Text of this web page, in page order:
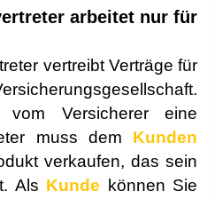
arbeitet nur für
vertreibt Verträge für
Versicherer eine
muss dem Kunden
verkaufen, das sein
Als Kunde
können Sie